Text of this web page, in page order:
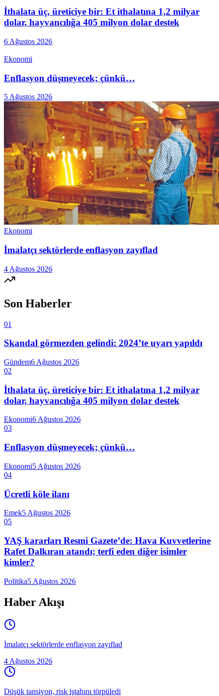
İthalata üç, üreticiye bir: Et ithalatına 1,2 milyar
dolar, hayvancılığa 405 milyon dolar destek
6 Ağustos 2026
Ekonomi
Enflasyon düşmeyecek; çünkü…
5 Ağustos 2026
Ekonomi
İmalatçı sektörlerde enflasyon zayıflad
4 Ağustos 2026
Son Haberler
01
Skandal görmezden gelindi: 2024’te uyarı yapıldı
Gündem6 Ağustos 2026
02
İthalata üç, üreticiye bir: Et ithalatına 1,2 milyar
dolar, hayvancılığa 405 milyon dolar destek
Ekonomi6 Ağustos 2026
03
Enflasyon düşmeyecek; çünkü…
Ekonomi5 Ağustos 2026
04
Ücretli köle ilanı
Emek5 Ağustos 2026
05
YAŞ kararları Resmi Gazete’de: Hava Kuvvetlerine
Rafet Dalkıran atandı; terfi eden diğer isimler
kimler?
Politika5 Ağustos 2026
Haber Akışı
İmalatçı sektörlerde enflasyon zayıflad
4 Ağustos 2026
Düşük tansiyon, risk iştahını törpüledi